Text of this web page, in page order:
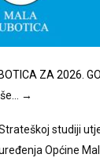
ZA 2026.
→
studiji
Općine